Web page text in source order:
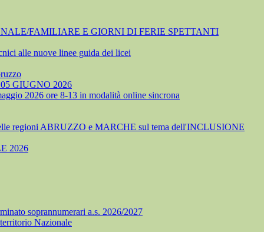
FAMILIARE E GIORNI DI FERIE SPETTANTI
alle nuove linee guida dei licei
GIUGNO 2026
2026 ore 8-13 in modalità online sincrona
regioni ABRUZZO e MARCHE sul tema dell'INCLUSIONE
2026
soprannumerari a.s. 2026/2027
Nazionale